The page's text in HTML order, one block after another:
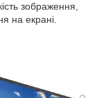
зображення,
на екрані.